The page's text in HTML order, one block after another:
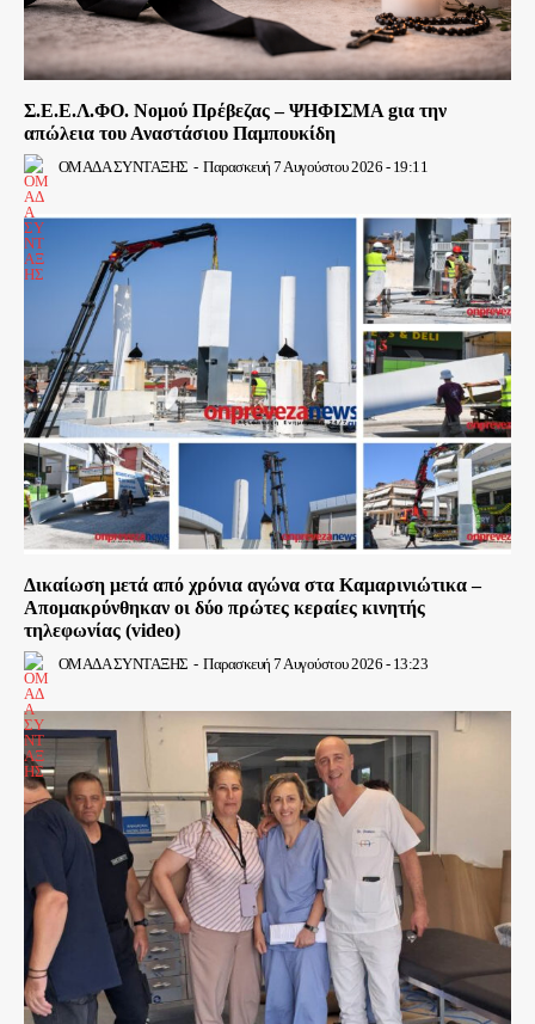
Σ.Ε.Ε.Λ.ΦΟ. Νομού Πρέβεζας – ΨΗΦΙΣΜΑ gια την
απώλεια του Αναστάσιου Παμπουκίδη
ΟΜΑΔΑ ΣΥΝΤΑΞΗΣ - Παρασκευή 7 Αυγούστου 2026 - 19:11
Δικαίωση μετά από χρόνια αγώνα στα Καμαρινιώτικα –
Απομακρύνθηκαν οι δύο πρώτες κεραίες κινητής
τηλεφωνίας (video)
ΟΜΑΔΑ ΣΥΝΤΑΞΗΣ - Παρασκευή 7 Αυγούστου 2026 - 13:23